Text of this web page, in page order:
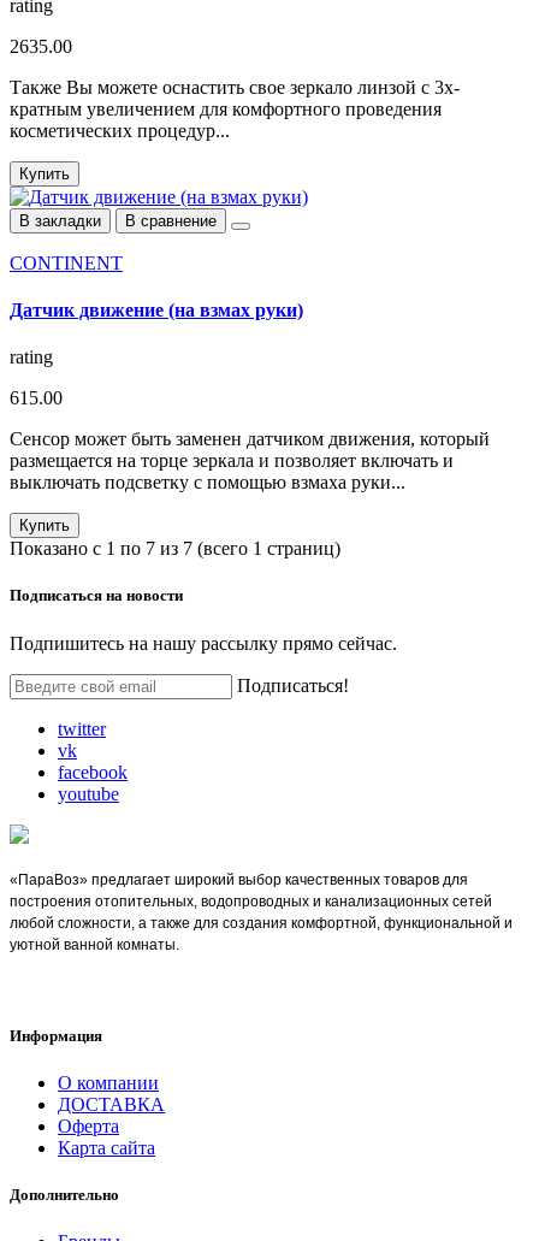
rating
2635.00
Также Вы можете оснастить свое зеркало линзой с 3х-
кратным увеличением для комфортного проведения
косметических процедур...
Купить
В закладки В сравнение
CONTINENT
Датчик движение (на взмах руки)
rating
615.00
Сенсор может быть заменен датчиком движения, который
размещается на торце зеркала и позволяет включать и
выключать подсветку с помощью взмаха руки...
Купить
Показано с 1 по 7 из 7 (всего 1 страниц)
Подписаться на новости
Подпишитесь на нашу рассылку прямо сейчас.
Подписаться!
twitter
vk
facebook
youtube
«ПараВоз» предлагает широкий выбор качественных товаров для
построения отопительных, водопроводных и канализационных сетей
любой сложности, а также для создания комфортной, функциональной и
уютной ванной комнаты.
Информация
О компании
ДОСТАВКА
Оферта
Карта сайта
Дополнительно